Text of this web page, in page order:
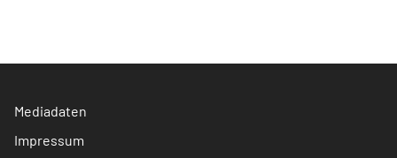
Mediadaten
Impressum